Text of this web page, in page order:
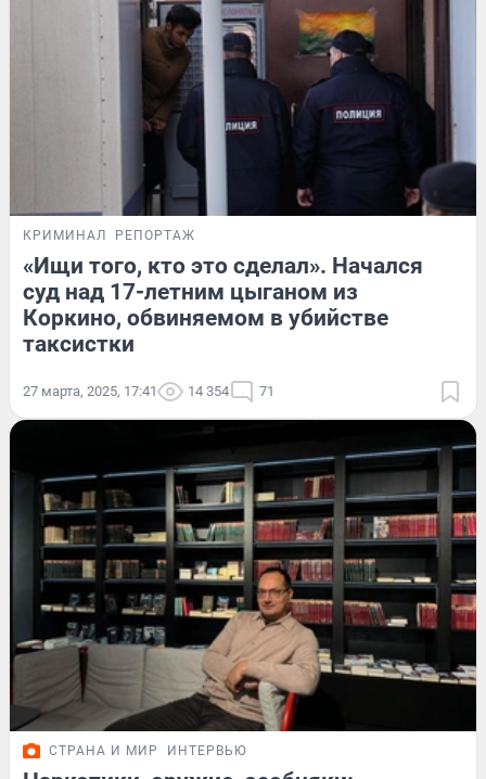
КРИМИНАЛ РЕПОРТАЖ
«Ищи того, кто это сделал». Начался
суд над 17-летним цыганом из
Коркино, обвиняемом в убийстве
таксистки
27 марта, 2025, 17:41 14 354 71
СТРАНА И МИР ИНТЕРВЬЮ